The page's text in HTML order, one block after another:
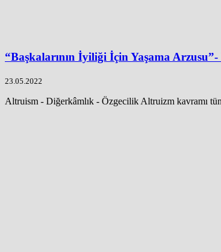
“Başkalarının İyiliği İçin Yaşama
23.05.2022
Altruism - Diğerkâmlık - Özgecilik Altruizm kavramı